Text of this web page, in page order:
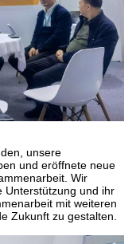
unsere
und eröffnete neue
Wir
Unterstützung und ihr
mit weiteren
Zukunft zu gestalten.